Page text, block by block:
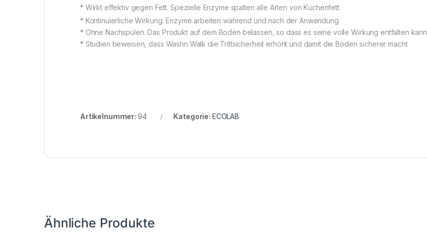
* Wirkt effektiv gegen Fett. Spezielle Enzyme spalten alle Arten von Küchenfett
* Kontinuierliche Wirkung. Enzyme arbeiten während und nach der Anwendung
* Ohne Nachspülen. Das Produkt auf dem Boden belassen, so dass es seine volle Wirkung entfalten kann
* Studien beweisen, dass Washn Walk die Trittsicherheit erhöht und damit die Böden sicherer macht
Artikelnummer: 94 Kategorie: ECOLAB
Ähnliche Produkte